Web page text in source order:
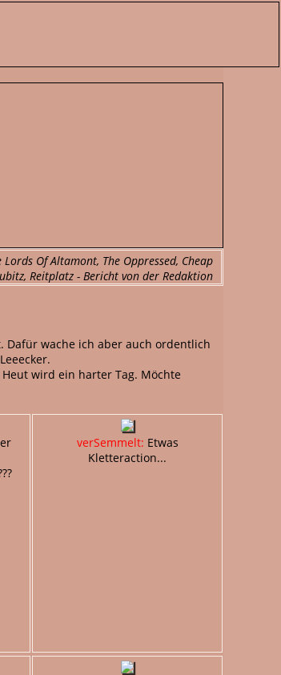
Of Altamont, The Oppressed, Cheap
Reitplatz - Bericht von der Redaktion
Dafür wache ich aber auch ordentlich
wird ein harter Tag. Möchte
verSemmelt: Etwas
Kletteraction...